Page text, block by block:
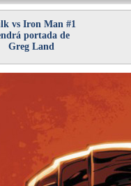
vs Iron Man #1
portada de
Greg Land